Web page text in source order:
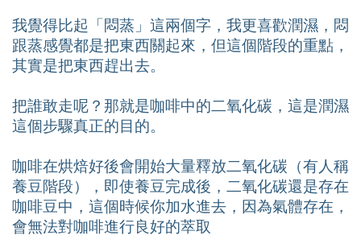
我覺得比起「悶蒸」這兩個字，我更喜歡潤濕，悶
跟蒸感覺都是把東西關起來，但這個階段的重點，
其實是把東西趕出去。
把誰敢走呢？那就是咖啡中的二氧化碳，這是潤濕
這個步驟真正的目的。
咖啡在烘焙好後會開始大量釋放二氧化碳（有人稱
養豆階段），即使養豆完成後，二氧化碳還是存在
咖啡豆中，這個時候你加水進去，因為氣體存在，
會無法對咖啡進行良好的萃取